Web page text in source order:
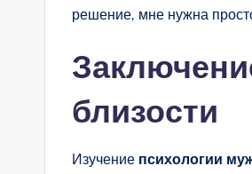
решение, мне нужна
близости
Изучение психологии